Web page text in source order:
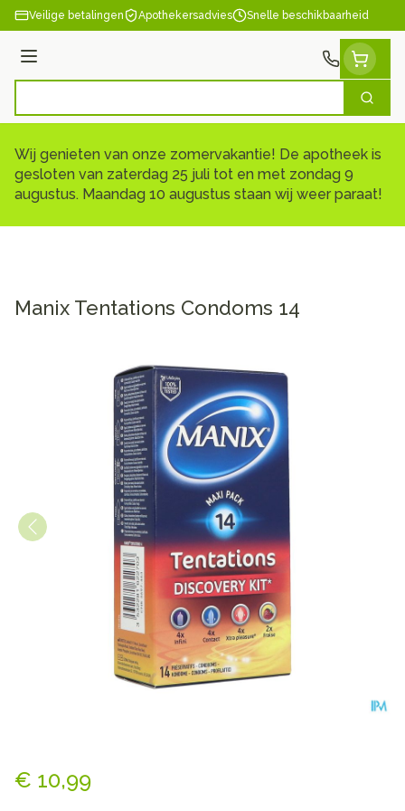
Ga naar de inhoud
Veilige betalingen Apothekersadvies Snelle beschikbaarheid
Menu
Zoek
Wij genieten van onze zomervakantie! De apotheek is
gesloten van zaterdag 25 juli tot en met zondag 9
augustus. Maandag 10 augustus staan wij weer paraat!
Manix Tentations Condoms 14
€ 10,99